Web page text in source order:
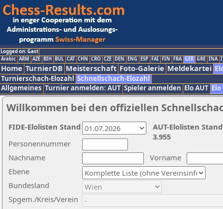
Logged on: Gast
Arabic ARM AZE BIH BUL CAT CHN CRO CZE DEN ENG ESP FAI FIN FRA GER GRE INA
Home TurnierDB Meisterschaft Foto-Galerie Meldekartei
Turnierschach-Elozahl Schnellschach-Elozahl
Allgemeines Turnier anmelden: AUT Spieler anmelden Elo AUT
Willkommen bei den offiziellen
Nachname
Vorname
Ebene
Personennummer
Bundesland
Spgem./Kreis/Verein
AUT-Elolisten
3.955
FIDE-Elolisten Stand